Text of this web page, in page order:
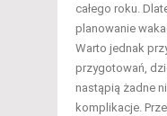
całego roku.
planowanie
Warto jednak
przygotowań,
nastąpią żadne
komplikacje.